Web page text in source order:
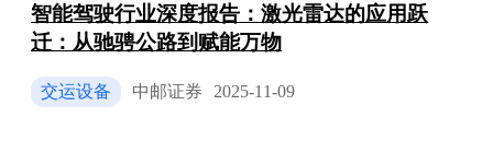
智能驾驶行业深度报告：激光雷达的应用跃
迁：从驰骋公路到赋能万物
交运设备 中邮证券 2025-11-09